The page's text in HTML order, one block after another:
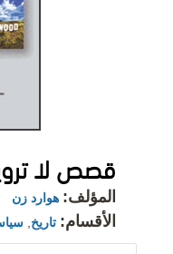
قصص لا
المؤلف: هوارد زن
الأقسام: تاريخ